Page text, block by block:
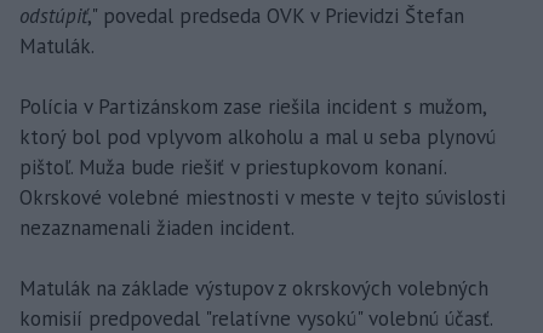
odstúpiť," povedal predseda OVK v Prievidzi Štefan
Matulák.
Polícia v Partizánskom zase riešila incident s mužom,
ktorý bol pod vplyvom alkoholu a mal u seba plynovú
pištoľ. Muža bude riešiť v priestupkovom konaní.
Okrskové volebné miestnosti v meste v tejto súvislosti
nezaznamenali žiaden incident.
Matulák na základe výstupov z okrskových volebných
komisií predpovedal "relatívne vysokú" volebnú účasť.